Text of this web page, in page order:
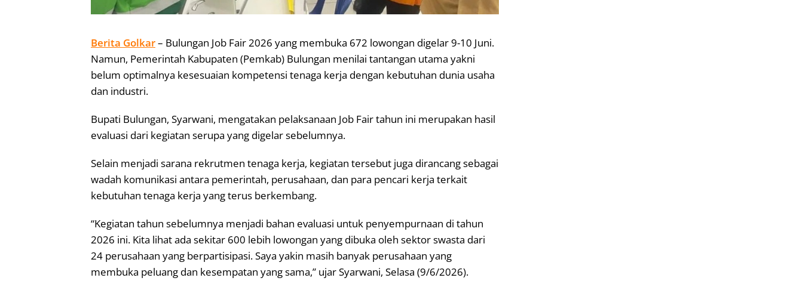
Berita Golkar– Bulungan Job Fair 2026 yang membuka 672 lowongan digelar 9-10 Juni.
Namun, Pemerintah Kabupaten (Pemkab) Bulungan menilai tantangan utama yakni
belum optimalnya kesesuaian kompetensi tenaga kerja dengan kebutuhan dunia usaha
dan industri.
Bupati Bulungan, Syarwani, mengatakan pelaksanaan Job Fair tahun ini merupakan hasil
evaluasi dari kegiatan serupa yang digelar sebelumnya.
Selain menjadi sarana rekrutmen tenaga kerja, kegiatan tersebut juga dirancang sebagai
wadah komunikasi antara pemerintah, perusahaan, dan para pencari kerja terkait
kebutuhan tenaga kerja yang terus berkembang.
“Kegiatan tahun sebelumnya menjadi bahan evaluasi untuk penyempurnaan di tahun
2026 ini. Kita lihat ada sekitar 600 lebih lowongan yang dibuka oleh sektor swasta dari
24 perusahaan yang berpartisipasi. Saya yakin masih banyak perusahaan yang
membuka peluang dan kesempatan yang sama,” ujar Syarwani, Selasa (9/6/2026).